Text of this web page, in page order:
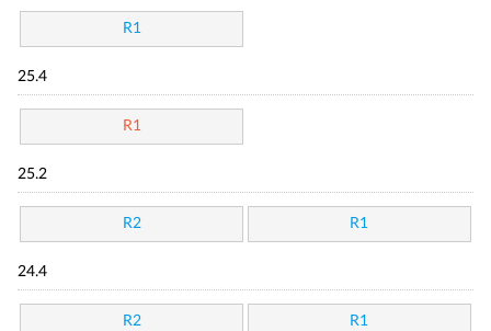
R1
25.4
R1
25.2
R2 R1
24.4
R2 R1